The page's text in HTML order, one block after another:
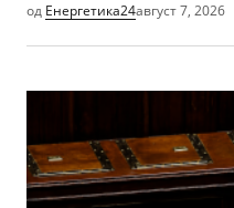
од Енергетика24август 7, 2026